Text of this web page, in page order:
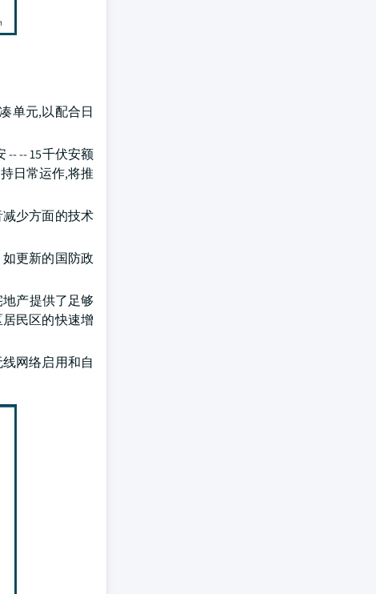
单元,以配合日
-- -- 15千伏安额
日常运作,将推
少方面的技术
更新的国防政
产提供了足够
民区的快速增
网络启用和自